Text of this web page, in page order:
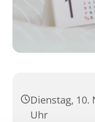
Dienstag, 10.
Uhr